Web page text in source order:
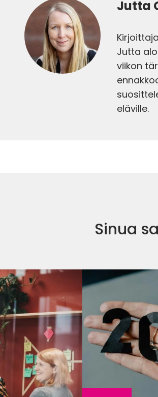
Jutta
Jutta
viikon
eläville.
Sinua